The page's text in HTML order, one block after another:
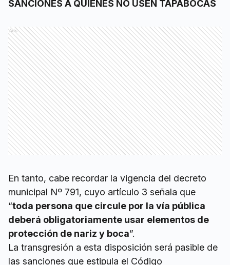
SANCIONES A QUIENES NO USEN TAPABOCAS
Ads
En tanto, cabe recordar la vigencia del decreto
municipal Nº 791, cuyo artículo 3 señala que
“toda persona que circule por la vía pública
deberá obligatoriamente usar elementos de
protección de nariz y boca”.
La transgresión a esta disposición será pasible de
las sanciones que estipula el Código